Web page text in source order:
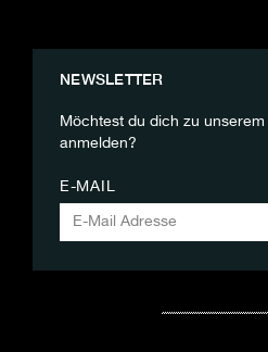
NEWSLETTER
Möchtest du dich zu unserem
anmelden?
E-MAIL